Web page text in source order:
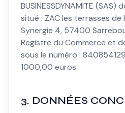
BUSINESSDYNAMITE
situé : ZAC les terrasses de
Synergie 4, 57400
Registre du Commerce et
sous le numéro :
1000,00 euros.
3. DONNÉES